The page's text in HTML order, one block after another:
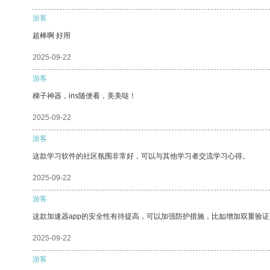
游客
超棒啊 好用
2025-09-22
游客
梯子神器，ins随便看，美美哒！
2025-09-22
游客
这款学习软件的社区氛围非常好，可以与其他学习者交流学习心得。
2025-09-22
游客
这款加速器app的安全性有待提高，可以加强防护措施，比如增加双重验
2025-09-22
游客